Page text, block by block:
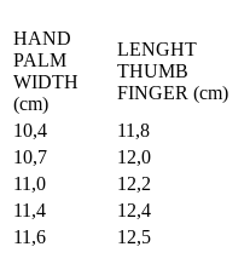
HAND
PALM
WIDTH
(cm)
LENGHT
THUMB
FINGER (cm)
10,4
11,8
10,7
12,0
11,0
12,2
11,4
12,4
11,6
12,5